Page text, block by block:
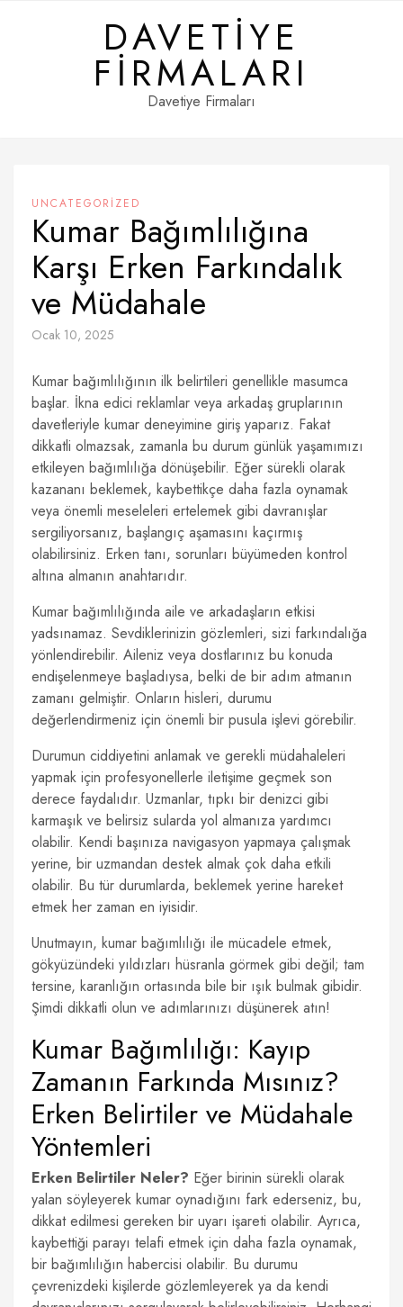
DAVETIYE
FIRMALARI
Davetiye Firmaları
UNCATEGORIZED
Kumar Bağımlılığına
Karşı Erken Farkındalık
ve Müdahale
Ocak 10, 2025
Kumar bağımlılığının ilk belirtileri genellikle masumca
başlar. İkna edici reklamlar veya arkadaş gruplarının
davetleriyle kumar deneyimine giriş yaparız. Fakat
dikkatli olmazsak, zamanla bu durum günlük yaşamımızı
etkileyen bağımlılığa dönüşebilir. Eğer sürekli olarak
kazananı beklemek, kaybettikçe daha fazla oynamak
veya önemli meseleleri ertelemek gibi davranışlar
sergiliyorsanız, başlangıç aşamasını kaçırmış
olabilirsiniz. Erken tanı, sorunları büyümeden kontrol
altına almanın anahtarıdır.
Kumar bağımlılığında aile ve arkadaşların etkisi
yadsınamaz. Sevdiklerinizin gözlemleri, sizi farkındalığa
yönlendirebilir. Aileniz veya dostlarınız bu konuda
endişelenmeye başladıysa, belki de bir adım atmanın
zamanı gelmiştir. Onların hisleri, durumu
değerlendirmeniz için önemli bir pusula işlevi görebilir.
Durumun ciddiyetini anlamak ve gerekli müdahaleleri
yapmak için profesyonellerle iletişime geçmek son
derece faydalıdır. Uzmanlar, tıpkı bir denizci gibi
karmaşık ve belirsiz sularda yol almanıza yardımcı
olabilir. Kendi başınıza navigasyon yapmaya çalışmak
yerine, bir uzmandan destek almak çok daha etkili
olabilir. Bu tür durumlarda, beklemek yerine hareket
etmek her zaman en iyisidir.
Unutmayın, kumar bağımlılığı ile mücadele etmek,
gökyüzündeki yıldızları hüsranla görmek gibi değil; tam
tersine, karanlığın ortasında bile bir ışık bulmak gibidir.
Şimdi dikkatli olun ve adımlarınızı düşünerek atın!
Kumar Bağımlılığı: Kayıp
Zamanın Farkında Mısınız?
Erken Belirtiler ve Müdahale
Yöntemleri
Erken Belirtiler Neler? Eğer birinin sürekli olarak
yalan söyleyerek kumar oynadığını fark ederseniz, bu,
dikkat edilmesi gereken bir uyarı işareti olabilir. Ayrıca,
kaybettiği parayı telafi etmek için daha fazla oynamak,
bir bağımlılığın habercisi olabilir. Bu durumu
çevrenizdeki kişilerde gözlemleyerek ya da kendi